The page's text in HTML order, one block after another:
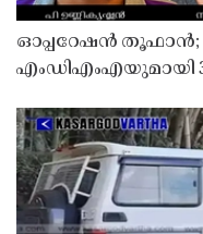
ഓപ്പറേഷൻ തൂഫാൻ;
എംഡിഎംഎയുമായി